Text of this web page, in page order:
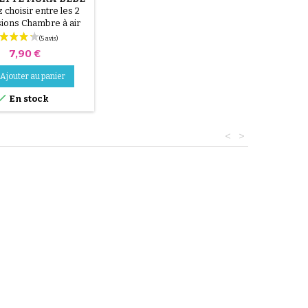
CONFORT
choisir entre les 2
Chambre à air
1/2x2 1/4 Chambre
avant 10x2.125
Prix
7,90 €
Ajouter au panier
En stock
>
<